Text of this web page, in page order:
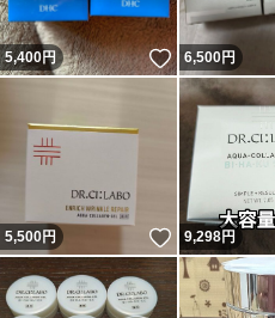
5,400円 いいね！
6,500円
5,500円 いいね！
9,298円